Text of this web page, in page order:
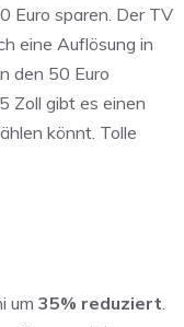
Euro sparen. Der TV
eine Auflösung in
den 50 Euro
Zoll gibt es einen
könnt. Tolle
um 35% reduziert.